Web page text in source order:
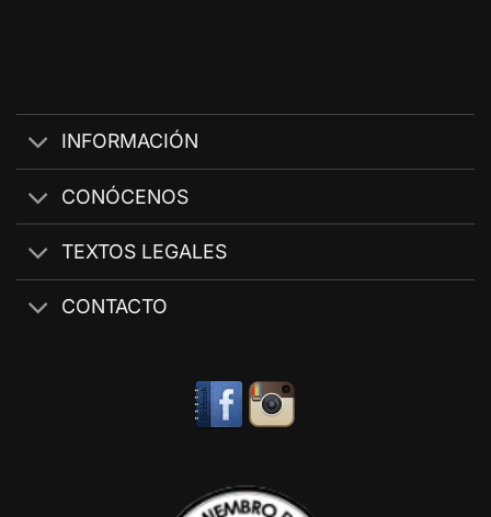
INFORMACIÓN
CONÓCENOS
TEXTOS LEGALES
CONTACTO